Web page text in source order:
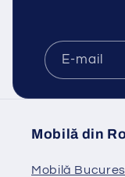
E-mail
Mobilă din
Mobilă